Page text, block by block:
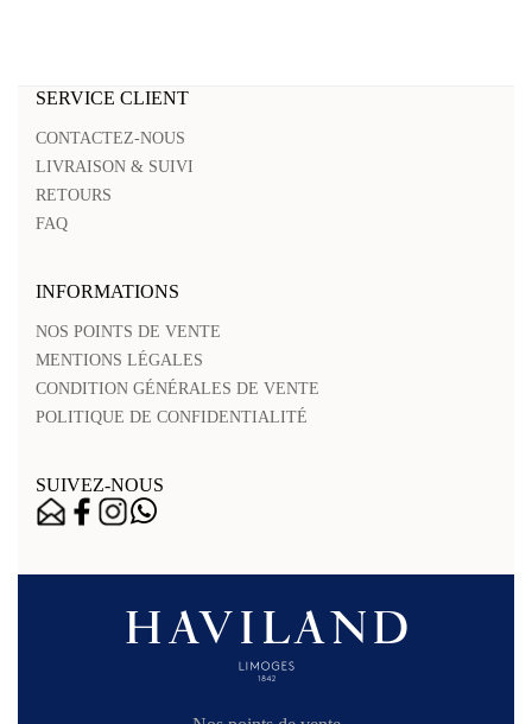
SERVICE CLIENT
CONTACTEZ-NOUS
LIVRAISON & SUIVI
RETOURS
FAQ
INFORMATIONS
NOS POINTS DE VENTE
MENTIONS LÉGALES
CONDITION GÉNÉRALES DE VENTE
POLITIQUE DE CONFIDENTIALITÉ
SUIVEZ-NOUS